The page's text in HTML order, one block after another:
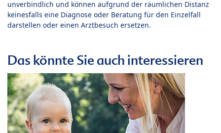
unverbindlich und können aufgrund der räumlichen Distanz
keinesfalls eine Diagnose oder Beratung für den Einzelfall
darstellen oder einen Arztbesuch ersetzen.
Das könnte Sie auch interessieren